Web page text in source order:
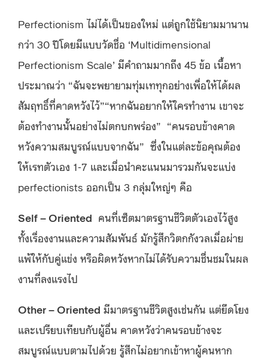
Perfectionism ไม่ได้เป็นของใหม่ แต่ถูกใช้นิยามมานาน
กว่า 30 ปีโดยมีแบบวัดชื่อ ‘Multidimensional
Perfectionism Scale’ มีคำถามมากถึง 45 ข้อ เนื้อหา
ประมาณว่า “ฉันจะพยายามทุ่มเททุกอย่างเพื่อให้ได้ผล
สัมฤทธิ์ที่คาดหวังไว้”“หากฉันอยากให้ใครทำงาน เขาจะ
ต้องทำงานนั้นอย่างไม่ตกบกพร่อง” “คนรอบข้างคาด
หวังความสมบูรณ์แบบจากฉัน” ซึ่งในแต่ละข้อคุณต้อง
ให้เรทตัวเอง 1-7 และเมื่อนำคะแนนมารวมกันจะแบ่ง
perfectionists ออกเป็น 3 กลุ่มใหญ่ๆ คือ
Self – Oriented คนที่เซ็ตมาตรฐานชีวิตตัวเองไว้สูง
ทั้งเรื่องงานและความสัมพันธ์ มักรู้สึกวิตกกังวลเมื่อผ่าย
แพ้ให้กับคู่แข่ง หรือผิดหวังหากไม่ได้รับความชื่นชมในผล
งานที่ลงแรงไป
Other – Oriented มีมาตรฐานชีวิตสูงเช่นกัน แต่ยึดโยง
และเปรียบเทียบกับผู้อื่น คาดหวังว่าคนรอบข้างจะ
สมบูรณ์แบบตามไปด้วย รู้สึกไม่อยากเข้าหาผู้คนหาก